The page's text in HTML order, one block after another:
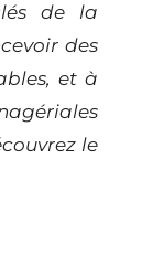
de la
des
et à
le